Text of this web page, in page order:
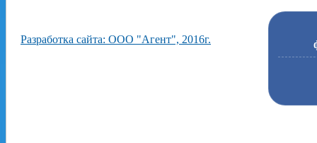
Разработка сайта: ООО "Агент", 2016г.